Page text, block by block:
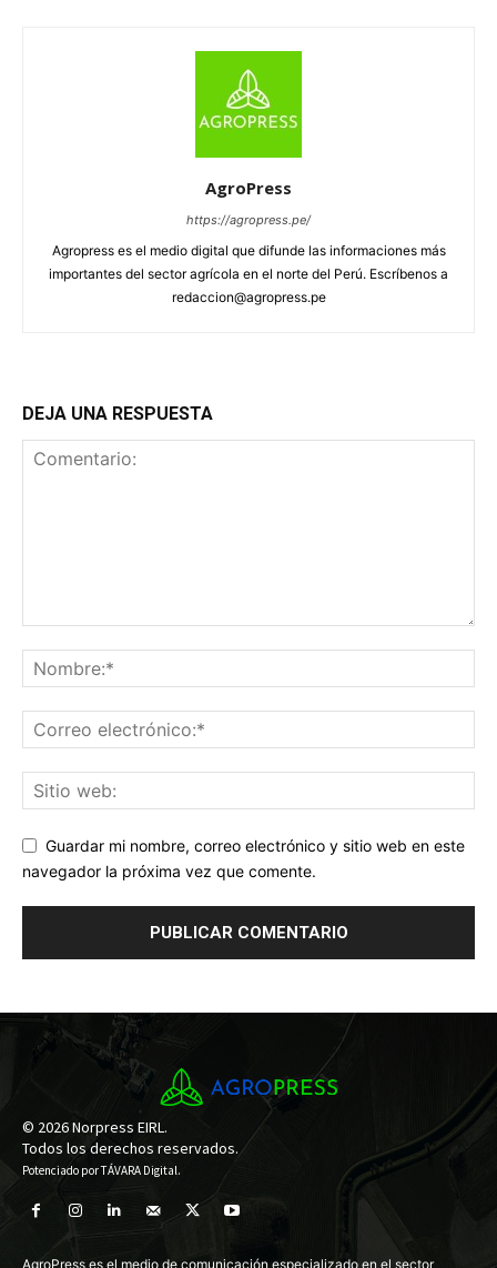
AgroPress
https://agropress.pe/
Agropress es el medio digital que difunde las informaciones más
importantes del sector agrícola en el norte del Perú. Escríbenos a
redaccion@agropress.pe
DEJA UNA RESPUESTA
Guardar mi nombre, correo electrónico y sitio web en este
navegador la próxima vez que comente.
© 2026 Norpress EIRL.
Todos los derechos reservados.
Potenciado porTÁVARA Digital.
AgroPress es el medio de comunicación especializado en el sector